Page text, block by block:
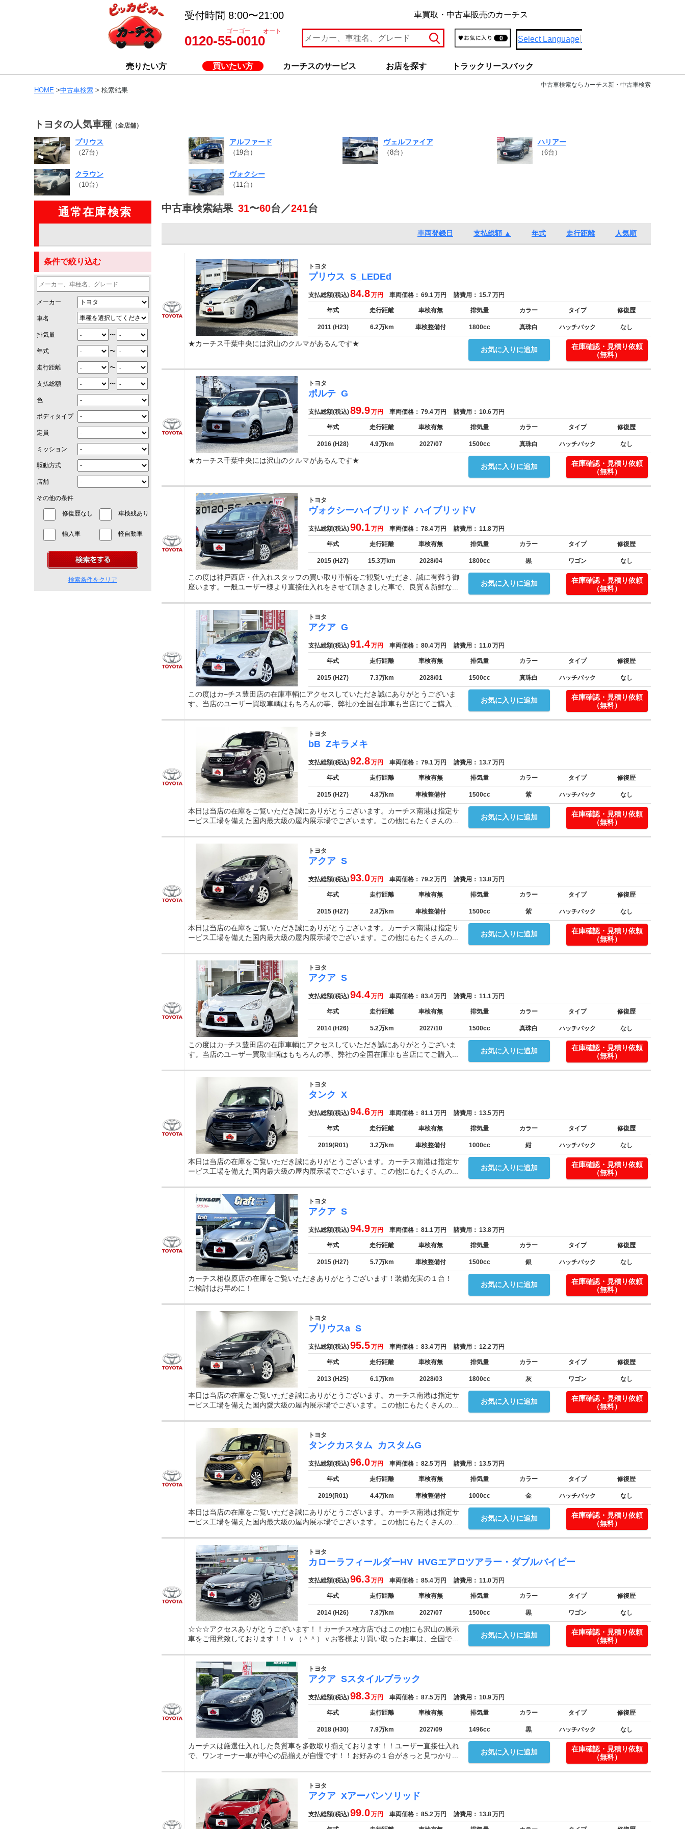
受付時間 8:00〜21:00
ゴーゴー オート
0120-55-0010
車買取・中古車販売のカーチス
0 Select Language
売りたい方 買いたい方 カーチスのサービス お店を探す トラックリースバック
中古車検索ならカーチス新・中古車検索
HOME >中古車検索 > 検索結果
トヨタの人気車種 （全店舗）
プリウス
（27台）
アルファード
（19台）
ヴェルファイア
（8台）
ハリアー
（6台）
クラウン
（10台）
ヴォクシー
（11台）
通常在庫検索
条件で絞り込む
メーカー
車名
排気量 〜
年式 〜
走行距離 〜
支払総額 〜
色
ボディタイプ
定員
ミッション
駆動方式
店舗
その他の条件
修復歴なし 車検残あり
輸入車 軽自動車
検索条件をクリア
中古車検索結果 31〜60台／241台
車両登録日 支払総額 ▲ 年式 走行距離 人気順
トヨタ
プリウス S_LEDEd
支払総額(税込)84.8万円 車両価格： 69.1万円 諸費用： 15.7万円
年式 走行距離 車検有無 排気量 カラー タイプ 修復歴
2011 (H23) 6.2万km 車検整備付 1800cc 真珠白 ハッチバック なし
お気に入りに追加
★カーチス千葉中央には沢山のクルマがあるんです★
在庫確認・見積り依頼
（無料）
トヨタ
ポルテ G
支払総額(税込)89.9万円 車両価格： 79.4万円 諸費用： 10.6万円
年式 走行距離 車検有無 排気量 カラー タイプ 修復歴
2016 (H28) 4.9万km 2027/07 1500cc 真珠白 ハッチバック なし
お気に入りに追加
★カーチス千葉中央には沢山のクルマがあるんです★
在庫確認・見積り依頼
（無料）
トヨタ
ヴォクシーハイブリッド ハイブリッドV
支払総額(税込)90.1万円 車両価格： 78.4万円 諸費用： 11.8万円
年式 走行距離 車検有無 排気量 カラー タイプ 修復歴
2015 (H27) 15.3万km 2028/04 1800cc 黒 ワゴン なし
お気に入りに追加
この度は神戸西店・仕入れスタッフの買い取り車輌をご観覧いただき、誠に有難う御
座います。一般ユーザー様より直接仕入れをさせて頂きました車で、良質＆新鮮な...
在庫確認・見積り依頼
（無料）
トヨタ
アクア G
支払総額(税込)91.4万円 車両価格： 80.4万円 諸費用： 11.0万円
年式 走行距離 車検有無 排気量 カラー タイプ 修復歴
2015 (H27) 7.3万km 2028/01 1500cc 真珠白 ハッチバック なし
お気に入りに追加
この度はカ−チス豊田店の在庫車輌にアクセスしていただき誠にありがとうございま
す。当店のユーザー買取車輌はもちろんの事、弊社の全国在庫車も当店にてご購入...
在庫確認・見積り依頼
（無料）
トヨタ
bB Zキラメキ
支払総額(税込)92.8万円 車両価格： 79.1万円 諸費用： 13.7万円
年式 走行距離 車検有無 排気量 カラー タイプ 修復歴
2015 (H27) 4.8万km 車検整備付 1500cc 紫 ハッチバック なし
お気に入りに追加
本日は当店の在庫をご覧いただき誠にありがとうございます。カーチス南港は指定サ
ービス工場を備えた国内最大級の屋内展示場でございます。この他にもたくさんの...
在庫確認・見積り依頼
（無料）
トヨタ
アクア S
支払総額(税込)93.0万円 車両価格： 79.2万円 諸費用： 13.8万円
年式 走行距離 車検有無 排気量 カラー タイプ 修復歴
2015 (H27) 2.8万km 車検整備付 1500cc 紫 ハッチバック なし
お気に入りに追加
本日は当店の在庫をご覧いただき誠にありがとうございます。カーチス南港は指定サ
ービス工場を備えた国内最大級の屋内展示場でございます。この他にもたくさんの...
在庫確認・見積り依頼
（無料）
トヨタ
アクア S
支払総額(税込)94.4万円 車両価格： 83.4万円 諸費用： 11.1万円
年式 走行距離 車検有無 排気量 カラー タイプ 修復歴
2014 (H26) 5.2万km 2027/10 1500cc 真珠白 ハッチバック なし
お気に入りに追加
この度はカ−チス豊田店の在庫車輌にアクセスしていただき誠にありがとうございま
す。当店のユーザー買取車輌はもちろんの事、弊社の全国在庫車も当店にてご購入...
在庫確認・見積り依頼
（無料）
トヨタ
タンク X
支払総額(税込)94.6万円 車両価格： 81.1万円 諸費用： 13.5万円
年式 走行距離 車検有無 排気量 カラー タイプ 修復歴
2019(R01) 3.2万km 車検整備付 1000cc 紺 ハッチバック なし
お気に入りに追加
本日は当店の在庫をご覧いただき誠にありがとうございます。カーチス南港は指定サ
ービス工場を備えた国内最大級の屋内展示場でございます。この他にもたくさんの...
在庫確認・見積り依頼
（無料）
トヨタ
アクア S
支払総額(税込)94.9万円 車両価格： 81.1万円 諸費用： 13.8万円
年式 走行距離 車検有無 排気量 カラー タイプ 修復歴
2015 (H27) 5.7万km 車検整備付 1500cc 銀 ハッチバック なし
お気に入りに追加
カーチス相模原店の在庫をご覧いただきありがとうございます！装備充実の１台！
ご検討はお早めに！
在庫確認・見積り依頼
（無料）
トヨタ
プリウスa S
支払総額(税込)95.5万円 車両価格： 83.4万円 諸費用： 12.2万円
年式 走行距離 車検有無 排気量 カラー タイプ 修復歴
2013 (H25) 6.1万km 2028/03 1800cc 灰 ワゴン なし
お気に入りに追加
本日は当店の在庫をご覧いただき誠にありがとうございます。カーチス南港は指定サ
ービス工場を備えた国内愛大級の屋内展示場でございます。この他にもたくさんの...
在庫確認・見積り依頼
（無料）
トヨタ
タンクカスタム カスタムG
支払総額(税込)96.0万円 車両価格： 82.5万円 諸費用： 13.5万円
年式 走行距離 車検有無 排気量 カラー タイプ 修復歴
2019(R01) 4.4万km 車検整備付 1000cc 金 ハッチバック なし
お気に入りに追加
本日は当店の在庫をご覧いただき誠にありがとうございます。カーチス南港は指定サ
ービス工場を備えた国内最大級の屋内展示場でございます。この他にもたくさんの...
在庫確認・見積り依頼
（無料）
トヨタ
カローラフィールダーHV HVGエアロツアラー・ダブルバイビー
支払総額(税込)96.3万円 車両価格： 85.4万円 諸費用： 11.0万円
年式 走行距離 車検有無 排気量 カラー タイプ 修復歴
2014 (H26) 7.8万km 2027/07 1500cc 黒 ワゴン なし
お気に入りに追加
☆☆☆アクセスありがとうございます！！カーチス枚方店ではこの他にも沢山の展示
車をご用意致しております！！ｖ（＾＾）ｖお客様より買い取ったお車は、全国で...
在庫確認・見積り依頼
（無料）
トヨタ
アクア Sスタイルブラック
支払総額(税込)98.3万円 車両価格： 87.5万円 諸費用： 10.9万円
年式 走行距離 車検有無 排気量 カラー タイプ 修復歴
2018 (H30) 7.9万km 2027/09 1496cc 黒 ハッチバック なし
お気に入りに追加
カーチスは厳選仕入れした良質車を多数取り揃えております！！ユーザー直接仕入れ
で、ワンオーナー車が中心の品揃えが自慢です！！お好みの１台がきっと見つかり...
在庫確認・見積り依頼
（無料）
トヨタ
アクア Xアーバンソリッド
支払総額(税込)99.0万円 車両価格： 85.2万円 諸費用： 13.8万円